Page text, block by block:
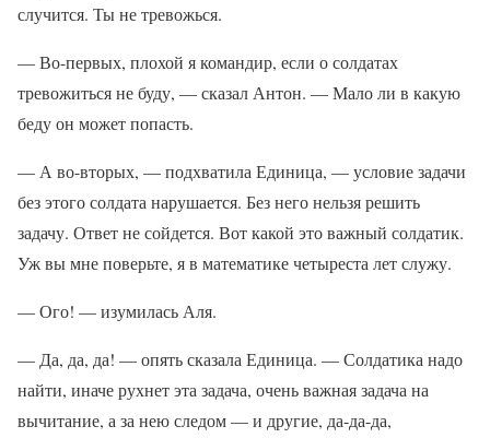
случится. Ты не тревожься.
— Во-первых, плохой я командир, если о солдатах
тревожиться не буду, — сказал Антон. — Мало ли в какую
беду он может попасть.
— А во-вторых, — подхватила Единица, — условие задачи
без этого солдата нарушается. Без него нельзя решить
задачу. Ответ не сойдется. Вот какой это важный солдатик.
Уж вы мне поверьте, я в математике четыреста лет служу.
— Ого! — изумилась Аля.
— Да, да, да! — опять сказала Единица. — Солдатика надо
найти, иначе рухнет эта задача, очень важная задача на
вычитание, а за нею следом — и другие, да-да-да,